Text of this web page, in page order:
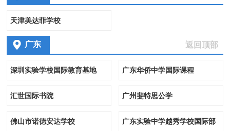
天津美达菲学校
广东 返回顶部
深圳实验学校国际教育基地 广东华侨中学国际课程
汇世国际书院 广州斐特思公学
佛山市诺德安达学校 广东实验中学越秀学校国际部